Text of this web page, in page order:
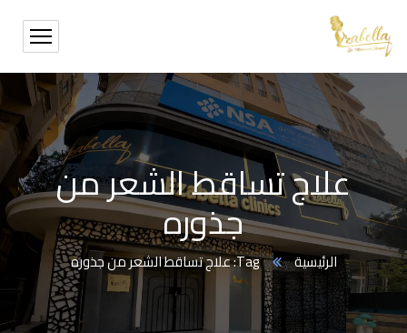
علاج تساقط الشعر من
جذوره
الرئيسية Tag: علاج تساقط الشعر من جذوره